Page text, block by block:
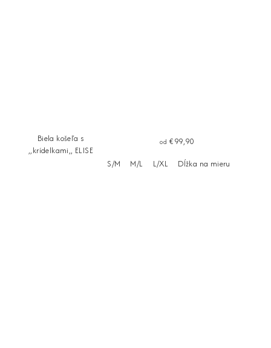
Biela košeľa s
,,krídelkami,, ELISE
od €99,90
S/M
M/L L/XL Dĺžka na mieru